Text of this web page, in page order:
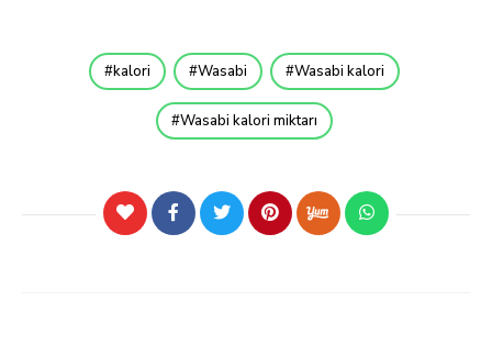
kalori Wasabi Wasabi kalori
Wasabi kalori miktarı